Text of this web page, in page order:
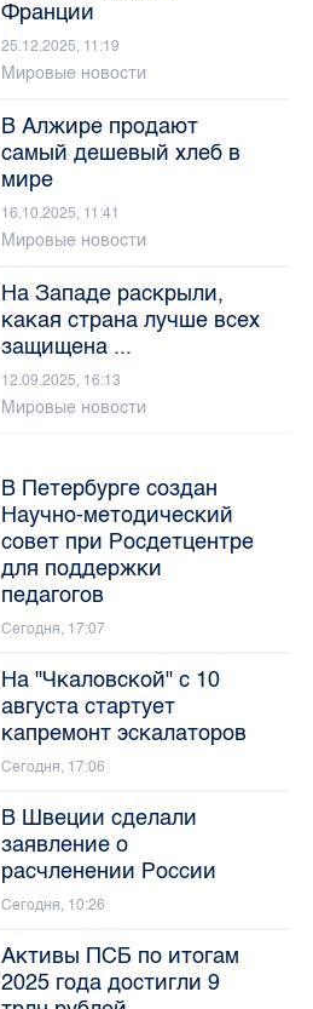
Франции
25.12.2025, 11:19
Мировые новости
В Алжире продают
самый дешевый хлеб в
мире
16.10.2025, 11:41
Мировые новости
На Западе раскрыли,
какая страна лучше всех
защищена ...
12.09.2025, 16:13
Мировые новости
В Петербурге создан
Научно-методический
совет при Росдетцентре
для поддержки
педагогов
Сегодня, 17:07
На "Чкаловской" с 10
августа стартует
капремонт эскалаторов
Сегодня, 17:06
В Швеции сделали
заявление о
расчленении России
Сегодня, 10:26
Активы ПСБ по итогам
2025 года достигли 9